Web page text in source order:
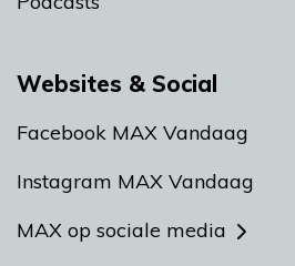
Websites & Social
Facebook MAX Vandaag
Instagram MAX Vandaag
MAX op sociale media